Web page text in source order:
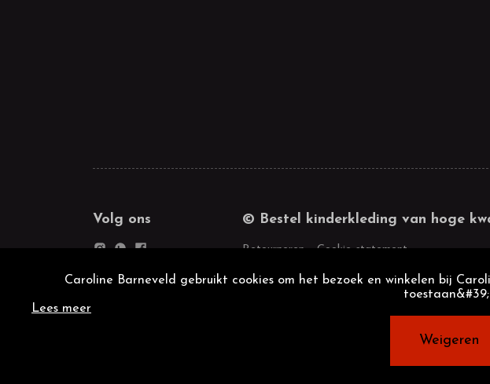
Volg ons © Bestel kinderkleding van hoge
Retourneren Cookie statement
Caroline Barneveld gebruikt cookies om het bezoek en winkelen bij
Lees meer
Weigeren